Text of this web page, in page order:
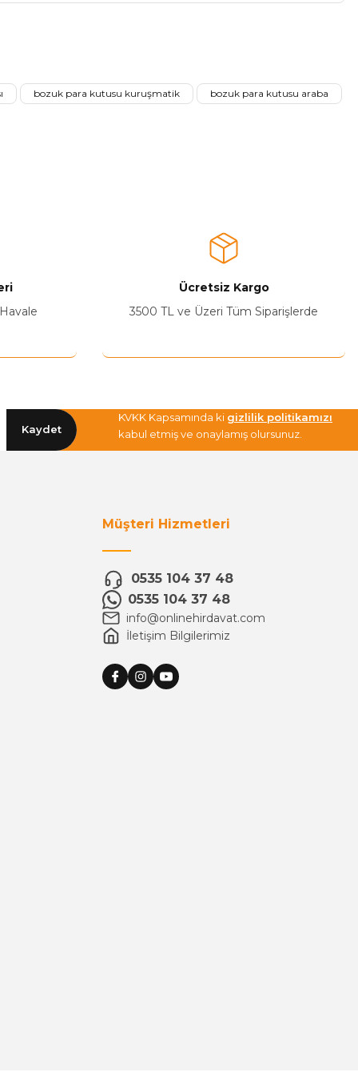
bozuk para kutusu kuruşmatik
bozuk para kutusu araba
Ücretsiz Kargo
3500 TL ve Üzeri Tüm Siparişlerde
Kaydet
KVKK Kapsamında ki gizlilik politikamızı
kabul etmiş ve onaylamış olursunuz.
Müşteri Hizmetleri
0535 104 37 48
0535 104 37 48
info@onlinehirdavat.com
İletişim Bilgilerimiz